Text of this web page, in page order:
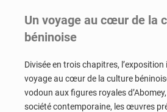
Un voyage au cœur de la
béninoise
Divisée en trois chapitres,
voyage au cœur de la culture
vodoun aux figures royales
société contemporaine, les œuvres